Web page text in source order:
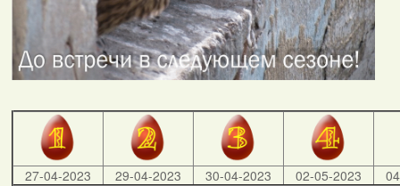
27-04-2023 29-04-2023 30-04-2023 02-05-2023